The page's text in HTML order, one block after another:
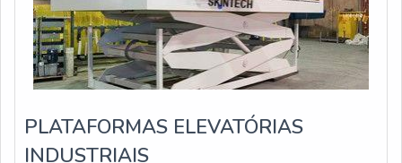
PLATAFORMAS ELEVATÓRIAS
INDUSTRIAIS